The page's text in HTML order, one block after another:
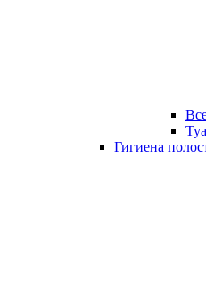
Гигиена